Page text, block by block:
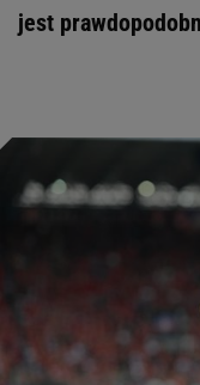
jest